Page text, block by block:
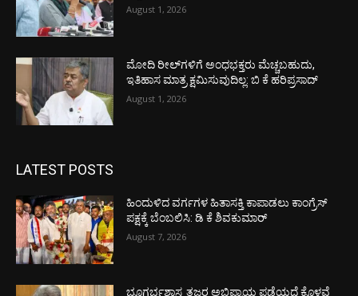
August 1, 2026
ಮೋದಿ ರೀಲ್‌ಗಳಿಗೆ ಅಂಧಭಕ್ತರು ಮೆಚ್ಚಬಹುದು,
ಇತಿಹಾಸ ಮಾತ್ರ ಕ್ಷಮಿಸುವುದಿಲ್ಲ: ಬಿ ಕೆ ಹರಿಪ್ರಸಾದ್
August 1, 2026
LATEST POSTS
ಹಿಂದುಳಿದ ವರ್ಗಗಳ ಹಿತಾಸಕ್ತಿ ಕಾಪಾಡಲು ಕಾಂಗ್ರೆಸ್
ಪಕ್ಷಕ್ಕೆ ಬೆಂಬಲಿಸಿ: ಡಿ ಕೆ ಶಿವಕುಮಾರ್
August 7, 2026
ಭೂಗರ್ಭಶಾಸ್ತ್ರ ತಜ್ಞರ ಅಭಿಪ್ರಾಯ ಪಡೆಯದೆ ಕೊಳವೆ